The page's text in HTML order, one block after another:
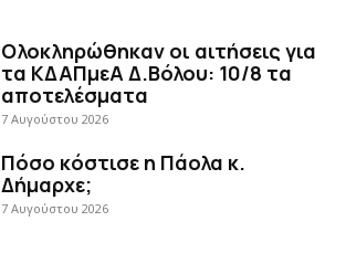
Ολοκληρώθηκαν οι αιτήσεις για
τα ΚΔΑΠμεΑ Δ.Βόλου: 10/8 τα
αποτελέσματα
7 Αυγούστου 2026
Πόσο κόστισε η Πάολα κ.
Δήμαρχε;
7 Αυγούστου 2026